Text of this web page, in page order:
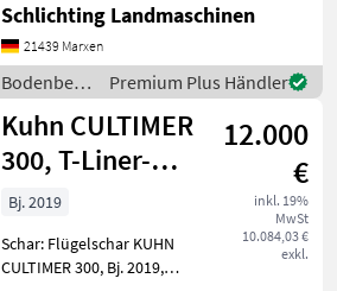
KHUA1014V00B01359
1776595M CULTIMER L 300
1776580M ZINKEN NSM 13
1776582M KARBIDSCHAR
80/50 1786934M OHNE
ZUSÄTZLI
Schlichting Landmaschinen
21439 Marxen
Bodenbearbeitung
/ Kuhn
Premium Plus Händler
Kuhn CULTIMER
300, T-Liner-
Walze
12.000
€
inkl. 19%
MwSt
10.084,03 €
exkl.
Bj. 2019
Schar: Flügelschar KUHN
CULTIMER 300, Bj. 2019,